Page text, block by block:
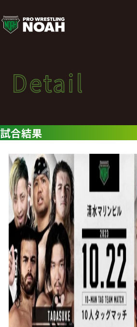
試
合
結
果
|
プ
ロ
レ
ス
リ
ン
グ・
Detail
試合結果
Detail
試合結果